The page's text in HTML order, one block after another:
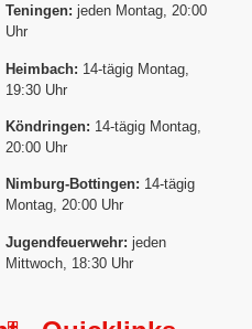
Teningen: jeden Montag, 20:00
Uhr
Heimbach: 14-tägig Montag,
19:30 Uhr
Köndringen: 14-tägig Montag,
20:00 Uhr
Nimburg-Bottingen: 14-tägig
Montag, 20:00 Uhr
Jugendfeuerwehr: jeden
Mittwoch, 18:30 Uhr